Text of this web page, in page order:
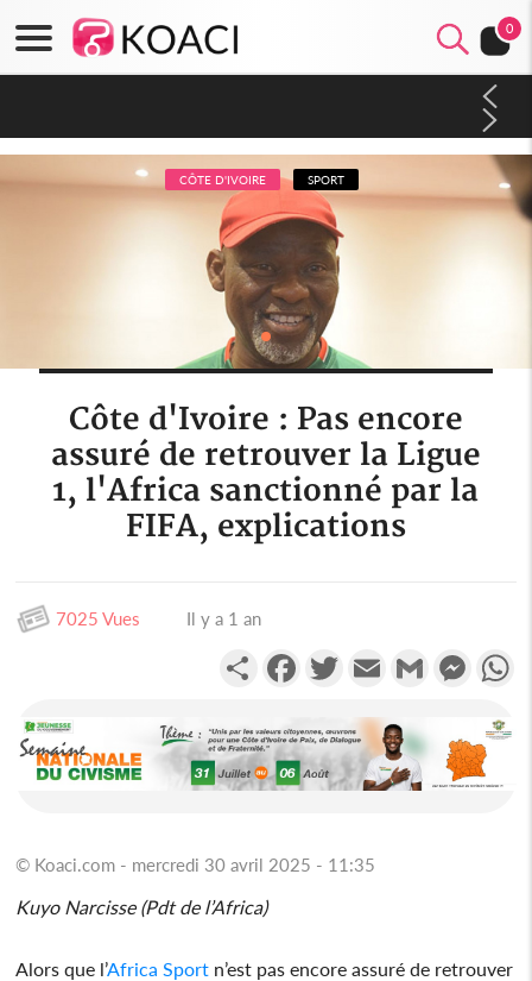
0
arriérés du SMIG 2023
CÔTE D'IVOIRE SPORT
Côte d'Ivoire : Pas encore
assuré de retrouver la Ligue
1, l'Africa sanctionné par la
FIFA, explications
7025 Vues Il y a 1 an
PartagerFacebookTwitterEmail Gmail
© Koaci.com - mercredi 30 avril 2025 - 11:35
Kuyo Narcisse (Pdt de l’Africa)
Alors que l’Africa Sport n’est pas encore assuré de retrouver